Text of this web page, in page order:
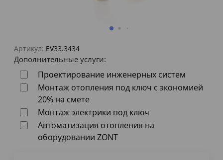
Артикул: EV33.3434
Дополнительные услуги:
Проектирование инженерных систем
Монтаж отопления под ключ с экономией
20% на смете
Монтаж электрики под ключ
Автоматизация отопления на
оборудовании ZONT